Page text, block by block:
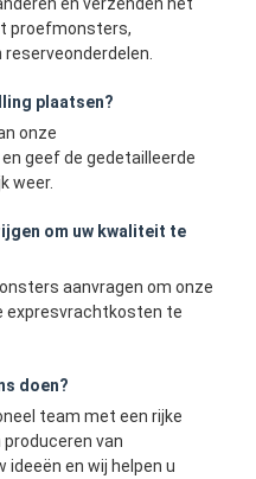
proefmonsters,
plaatsen?
onze
geef de gedetailleerde
weer.
om uw kwaliteit te
aanvragen om onze
expresvrachtkosten te
doen?
team met een rijke
van
en wij helpen u